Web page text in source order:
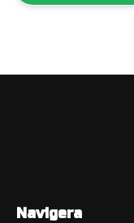
Navigera